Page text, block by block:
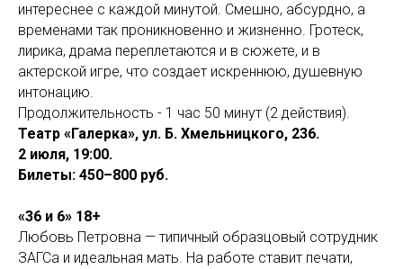
интереснее с каждой минутой. Смешно, абсурдно, а
временами так проникновенно и жизненно. Гротеск,
лирика, драма переплетаются и в сюжете, и в
актерской игре, что создает искреннюю, душевную
интонацию.
Продолжительность - 1 час 50 минут (2 действия).
Театр «Галерка», ул. Б. Хмельницкого, 236.
2 июля, 19:00.
Билеты: 450–800 руб.
«36 и 6» 18+
Любовь Петровна — типичный образцовый сотрудник
ЗАГСа и идеальная мать. На работе ставит печати,